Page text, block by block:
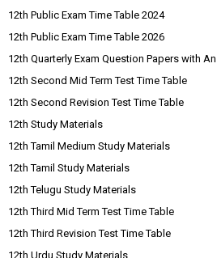
12th Public Exam Time Table 2024
12th Public Exam Time Table 2026
12th Quarterly Exam Question Papers with
12th Second Mid Term Test Time Table
12th Second Revision Test Time Table
12th Study Materials
12th Tamil Medium Study Materials
12th Tamil Study Materials
12th Telugu Study Materials
12th Third Mid Term Test Time Table
12th Third Revision Test Time Table
12th Urdu Study Materials